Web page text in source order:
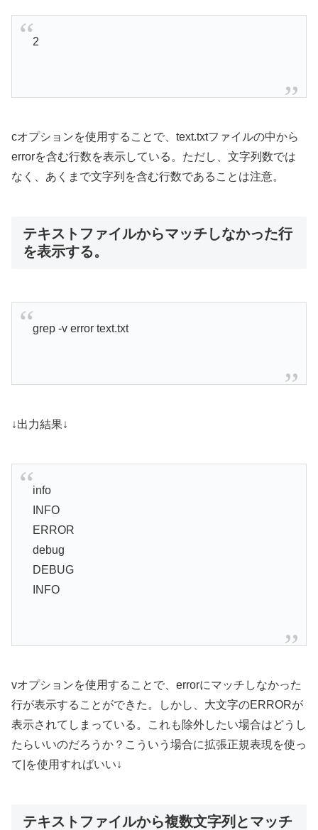
2
cオプションを使用することで、text.txtファイルの中から
errorを含む行数を表示している。ただし、文字列数では
なく、あくまで文字列を含む行数であることは注意。
テキストファイルからマッチしなかった行
を表示する。
grep -v error text.txt
↓出力結果↓
info
INFO
ERROR
debug
DEBUG
INFO
vオプションを使用することで、errorにマッチしなかった
行が表示することができた。しかし、大文字のERRORが
表示されてしまっている。これも除外したい場合はどうし
たらいいのだろうか？こういう場合に拡張正規表現を使っ
て|を使用すればいい↓
テキストファイルから複数文字列とマッチ